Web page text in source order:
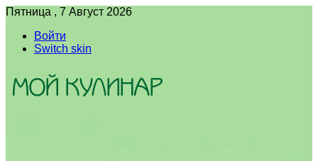
Пятница , 7 Август 2026
Войти
Switch skin